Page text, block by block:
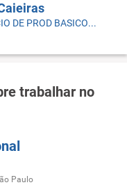
COBASI COMERCIO DE PROD BASICOS E INDUSTRIALIZADOS LTDA
trabalhar no
Paulo